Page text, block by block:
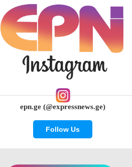
epn.ge (@expressnews.ge)
Follow Us